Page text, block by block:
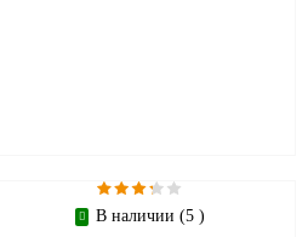
В наличии (5 )